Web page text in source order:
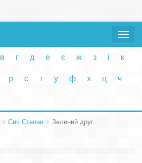
Toggle
в г д е є ж з і к
р с т у ф х ц ч
Сич Степан Зелений друг